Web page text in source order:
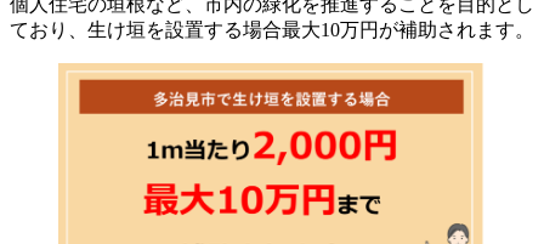
ており、生け垣を設置する場合最大10万円が補助されます。